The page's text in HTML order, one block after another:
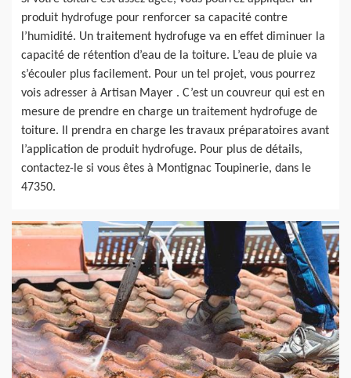
produit hydrofuge pour renforcer sa capacité contre
l’humidité. Un traitement hydrofuge va en effet diminuer la
capacité de rétention d’eau de la toiture. L’eau de pluie va
s’écouler plus facilement. Pour un tel projet, vous pourrez
vois adresser à Artisan Mayer . C’est un couvreur qui est en
mesure de prendre en charge un traitement hydrofuge de
toiture. Il prendra en charge les travaux préparatoires avant
l’application de produit hydrofuge. Pour plus de détails,
contactez-le si vous êtes à Montignac Toupinerie, dans le
47350.